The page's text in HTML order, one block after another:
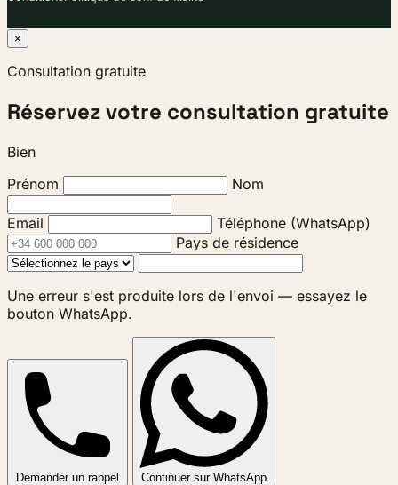
×
Consultation gratuite
Réservez votre consultation gratuite
Bien
Prénom
Nom
Email
Téléphone (WhatsApp)
Pays de résidence
Une erreur s'est produite lors de l'envoi — essayez le
bouton WhatsApp.
Demander un rappel Continuer sur WhatsApp